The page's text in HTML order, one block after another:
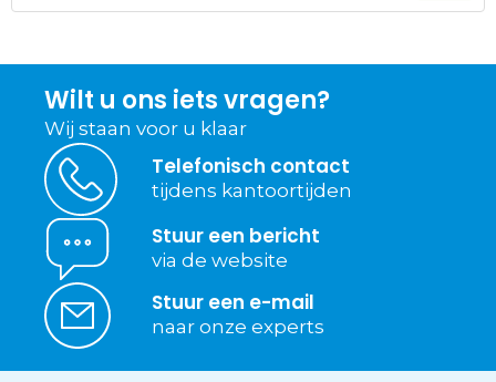
Wilt u ons iets vragen?
Wij staan voor u klaar
Telefonisch contact
tijdens kantoortijden
Stuur een bericht
via de website
Stuur een e-mail
naar onze experts